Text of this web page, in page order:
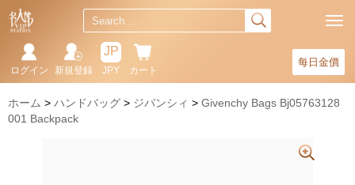
每日金價
カート
JP
JPY
新規登録
ログイン
ホーム ハンドバッグ ジバンシィ
Givenchy Bags Bj05763128
001 Backpack